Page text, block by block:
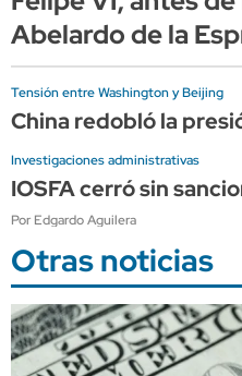
Abelardo de la
Tensión entre Washington y Beijing
China redobló la
Investigaciones administrativas
IOSFA cerró sin
Por Edgardo Aguilera
Otras noticias